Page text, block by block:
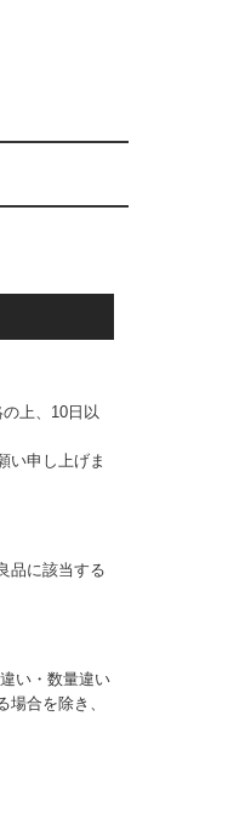
上、10日以
い申し上げま
品に該当する
い・数量違い
合を除き、